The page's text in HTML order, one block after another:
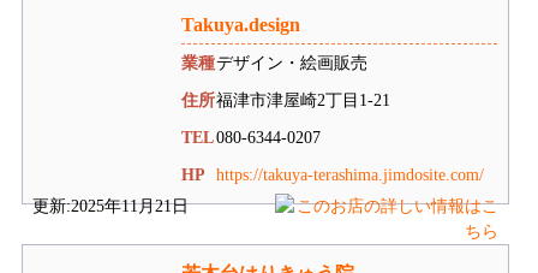
Takuya.design
業種デザイン・絵画販売
住所福津市津屋崎2丁目1-21
TEL080-6344-0207
HP
https://takuya-terashima.jimdosite.com/
更新:2025年11月21日